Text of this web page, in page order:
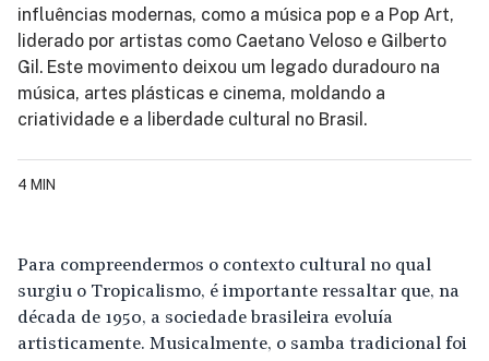
influências modernas, como a música pop e a Pop Art,
liderado por artistas como Caetano Veloso e Gilberto
Gil. Este movimento deixou um legado duradouro na
música, artes plásticas e cinema, moldando a
criatividade e a liberdade cultural no Brasil.
4 MIN
Para compreendermos o contexto cultural no qual
surgiu o Tropicalismo, é importante ressaltar que, na
década de 1950, a sociedade brasileira evoluía
artisticamente. Musicalmente, o samba tradicional foi